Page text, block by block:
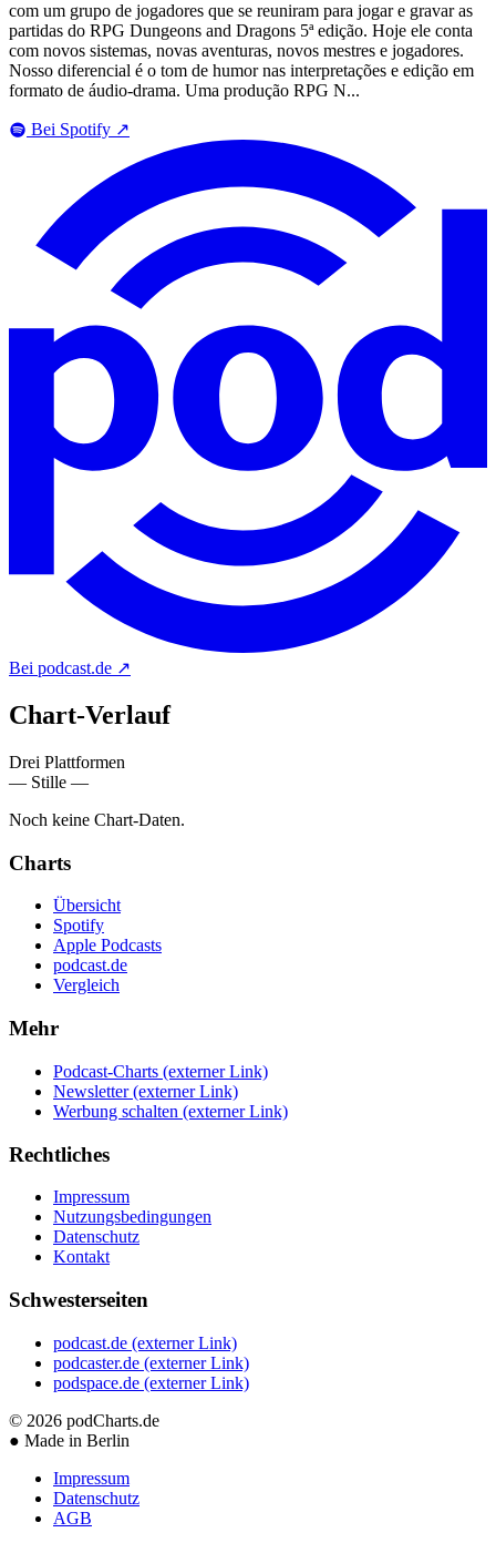
com um grupo de jogadores que se reuniram para jogar e gravar as
partidas do RPG Dungeons and Dragons 5ª edição. Hoje ele conta
com novos sistemas, novas aventuras, novos mestres e jogadores.
Nosso diferencial é o tom de humor nas interpretações e edição em
formato de áudio-drama. Uma produção RPG N...
Bei Spotify ↗
Bei podcast.de ↗
Chart-Verlauf
Drei Plattformen
— Stille —
Noch keine Chart-Daten.
Charts
Übersicht
Spotify
Apple Podcasts
podcast.de
Vergleich
Mehr
Podcast-Charts (externer Link)
Newsletter (externer Link)
Werbung schalten (externer Link)
Rechtliches
Impressum
Nutzungsbedingungen
Datenschutz
Kontakt
Schwesterseiten
podcast.de (externer Link)
podcaster.de (externer Link)
podspace.de (externer Link)
© 2026 podCharts.de
● Made in Berlin
Impressum
Datenschutz
AGB